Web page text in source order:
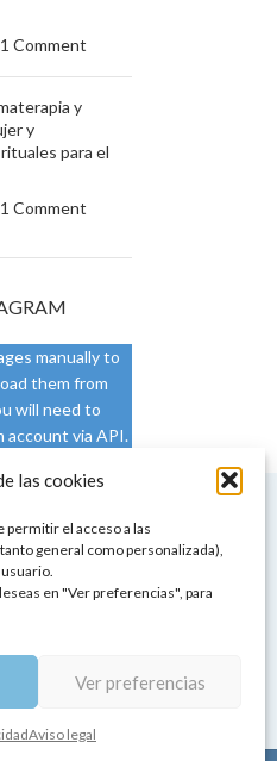
las cookies
el acceso a las
general como personalizada),
en "Ver preferencias", para
Ver preferencias
Aviso legal
1 Comment
y
y
para el
1 Comment
manually to
them from
will need to
account via API.
DE USO
generales